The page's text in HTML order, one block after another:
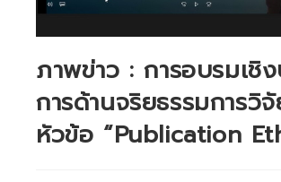
ภาพข่าว : การอบรมเชิ
การด้านจริยธรรมการวิจั
หัวข้อ “Publication